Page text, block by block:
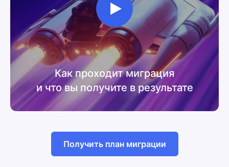
Как проходит миграция
и что вы получите в результате
Получить план миграции